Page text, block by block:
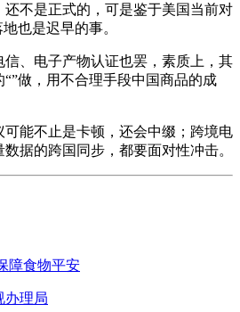
不是正式的，可是鉴于美国当前对
也是迟早的事。
、电子产物认证也罢，素质上，其
做，用不合理手段中国商品的成
能不止是卡顿，还会中缀；跨境电
据的跨国同步，都要面对性冲击。
障食物平安
办理局